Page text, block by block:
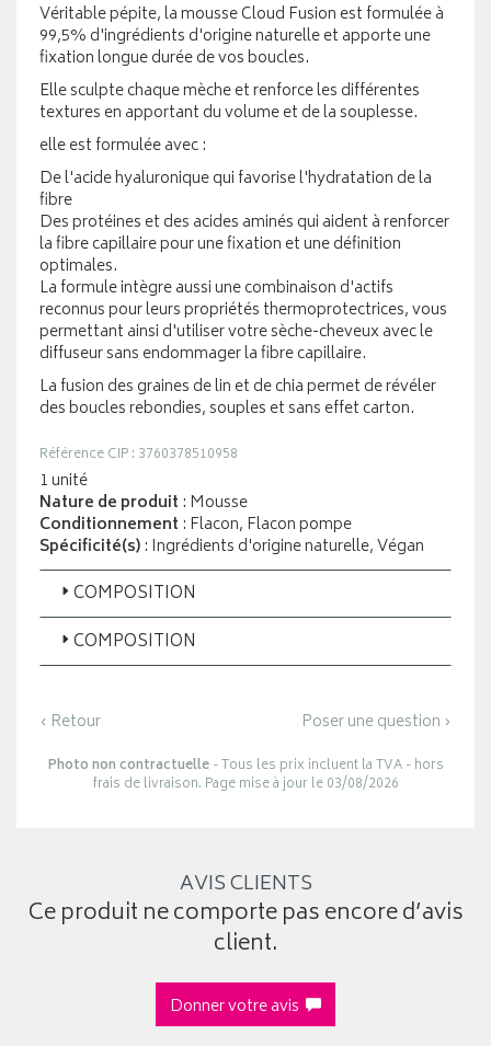
Véritable pépite, la mousse Cloud Fusion est formulée à
99,5% d'ingrédients d'origine naturelle et apporte une
fixation longue durée de vos boucles.
Elle sculpte chaque mèche et renforce les différentes
textures en apportant du volume et de la souplesse.
elle est formulée avec :
De l'acide hyaluronique qui favorise l'hydratation de la
fibre
Des protéines et des acides aminés qui aident à renforcer
la fibre capillaire pour une fixation et une définition
optimales.
La formule intègre aussi une combinaison d'actifs
reconnus pour leurs propriétés thermoprotectrices, vous
permettant ainsi d'utiliser votre sèche-cheveux avec le
diffuseur sans endommager la fibre capillaire.
La fusion des graines de lin et de chia permet de révéler
des boucles rebondies, souples et sans effet carton.
Référence CIP : 3760378510958
1 unité
Nature de produit : Mousse
Conditionnement : Flacon, Flacon pompe
Spécificité(s): Ingrédients d'origine naturelle, Végan
COMPOSITION
COMPOSITION
‹ Retour Poser une question ›
Photo non contractuelle- Tous les prix incluent la TVA - hors
frais de livraison. Page mise à jour le 03/08/2026
AVIS CLIENTS
Ce produit ne comporte pas encore d’avis
client.
Donner votre avis